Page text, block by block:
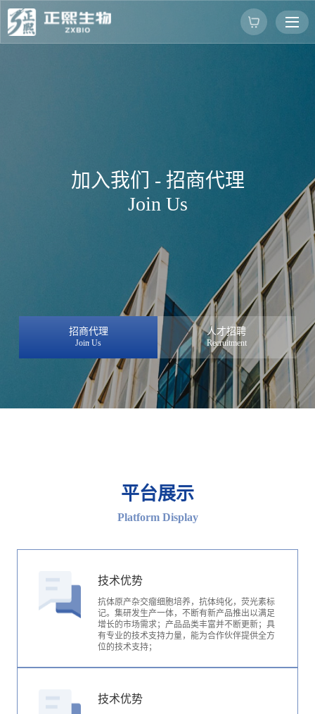
加 入我们 - 招商代理
Join Us
招商代理
Join Us
人才招聘
Recruitment
平台展示
Platform Display
技术优势
抗体原产杂交瘤细胞培养，抗体纯化，荧光素标
记。集研发生产一体，不断有新产品推出以满足
增长的市场需求；产品品类丰富并不断更新；具
有专业的技术支持力量，能为合作伙伴提供全方
位的技术支持；
技术优势